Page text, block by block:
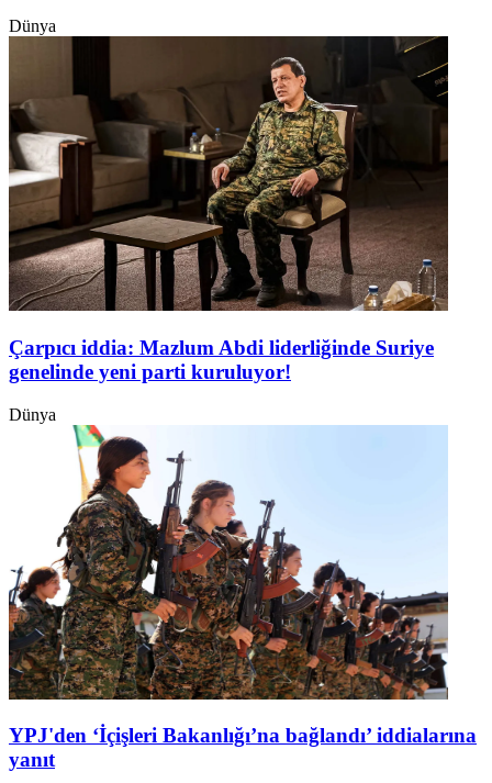
Dünya
Çarpıcı iddia: Mazlum Abdi liderliğinde Suriye
genelinde yeni parti kuruluyor!
Dünya
YPJ'den ‘İçişleri Bakanlığı’na bağlandı’ iddialarına
yanıt